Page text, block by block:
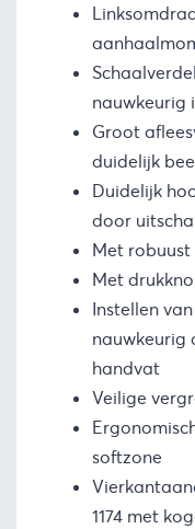
nauwkeurig
Groot
duidelijk
Duidelijk
door
Met robuust
Met
Instellen
nauwkeurig
handvat
Veilige
softzone
1174 met